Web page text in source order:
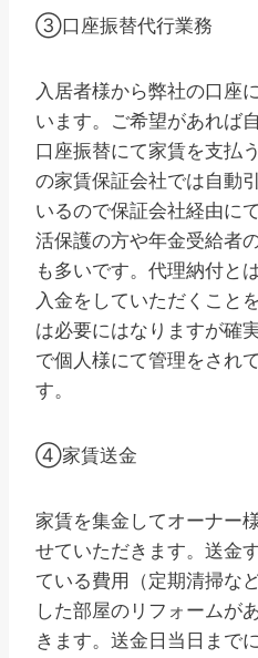
③口座振替代行業務
入居者様から弊社の口座
います。ご希望があれば
口座振替にて家賃を支払
の家賃保証会社では自動
いるので保証会社経由に
活保護の方や年金受給者
も多いです。代理納付と
入金をしていただくこと
は必要にはなりますが確
で個人様にて管理をされ
す。
④家賃送金
家賃を集金してオーナー
せていただきます。送金
ている費用（定期清掃な
した部屋のリフォームが
きます。送金日当日まで